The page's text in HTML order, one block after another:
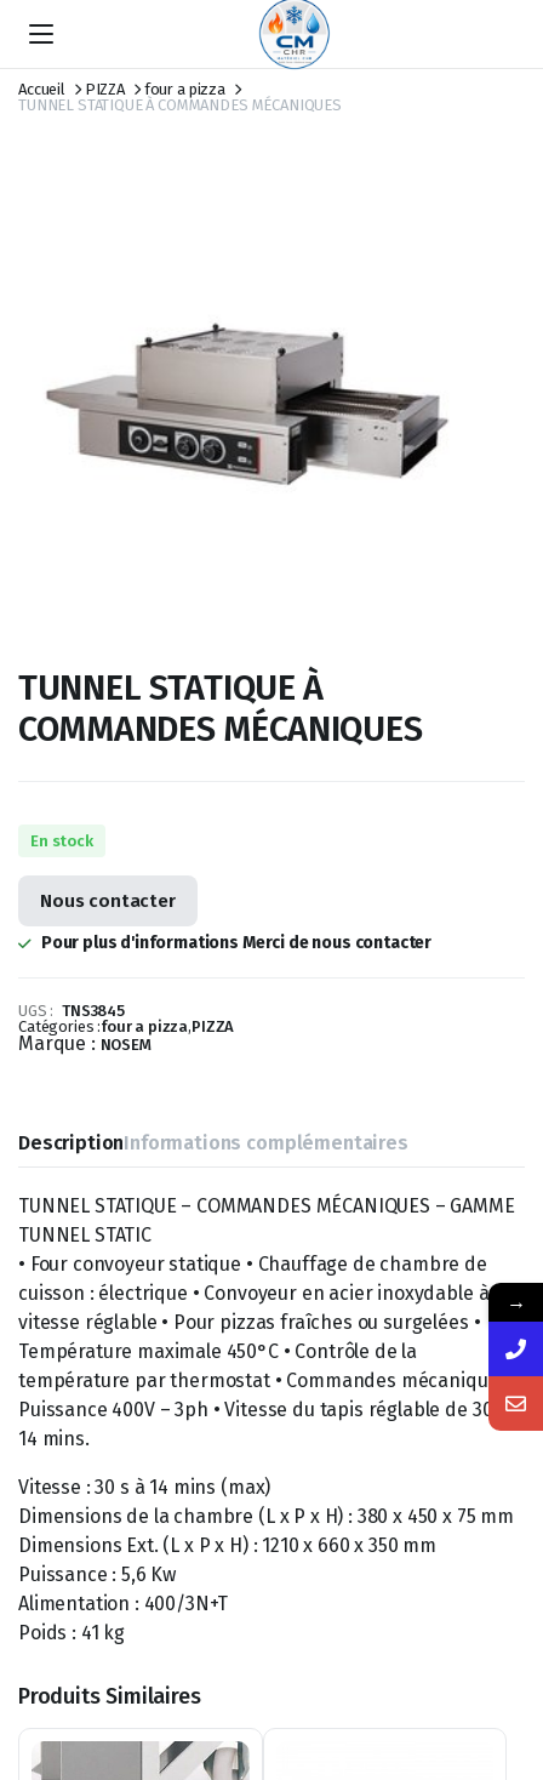
Accueil PIZZA
four a pizza
TUNNEL STATIQUE À COMMANDES MÉCANIQUES
TUNNEL STATIQUE À
COMMANDES MÉCANIQUES
En stock
Nous contacter
Pour plus d'informations Merci de nous contacter
UGS : TNS3845
Catégories :four a pizza,PIZZA
Marque : NOSEM
DescriptionInformations complémentaires
TUNNEL STATIQUE – COMMANDES MÉCANIQUES – GAMME
TUNNEL STATIC
• Four convoyeur statique • Chauffage de chambre de
cuisson : électrique • Convoyeur en acier inoxydable à
vitesse réglable • Pour pizzas fraîches ou surgelées •
Température maximale 450°C • Contrôle de la
température par thermostat • Commandes mécaniques •
Puissance 400V – 3ph • Vitesse du tapis réglable de 30 s à
14 mins.
Vitesse : 30 s à 14 mins (max)
Dimensions de la chambre (L x P x H) : 380 x 450 x 75 mm
Dimensions Ext. (L x P x H) : 1210 x 660 x 350 mm
Puissance : 5,6 Kw
Alimentation : 400/3N+T
Poids : 41 kg
Produits Similaires
→